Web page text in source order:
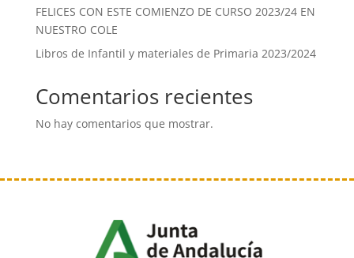
FELICES CON ESTE COMIENZO DE CURSO 2023/24 EN
NUESTRO COLE
Libros de Infantil y materiales de Primaria 2023/2024
Comentarios recientes
No hay comentarios que mostrar.